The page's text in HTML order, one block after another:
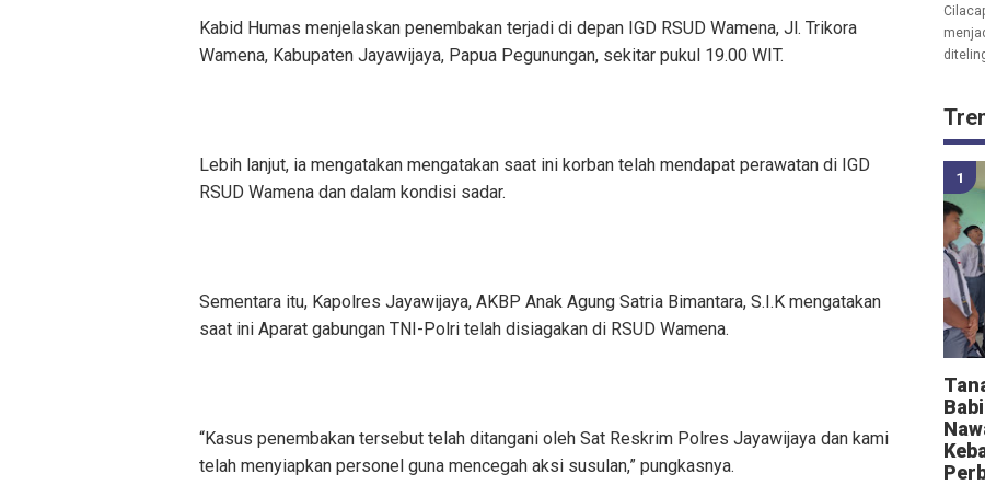
Kabid Humas menjelaskan penembakan terjadi di depan IGD RSUD Wamena, Jl. Trikora
Wamena, Kabupaten Jayawijaya, Papua Pegunungan, sekitar pukul 19.00 WIT.
Lebih lanjut, ia mengatakan mengatakan saat ini korban telah mendapat perawatan di IGD
RSUD Wamena dan dalam kondisi sadar.
Sementara itu, Kapolres Jayawijaya, AKBP Anak Agung Satria Bimantara, S.I.K mengatakan
saat ini Aparat gabungan TNI-Polri telah disiagakan di RSUD Wamena.
“Kasus penembakan tersebut telah ditangani oleh Sat Reskrim Polres Jayawijaya dan kami
telah menyiapkan personel guna mencegah aksi susulan,” pungkasnya.